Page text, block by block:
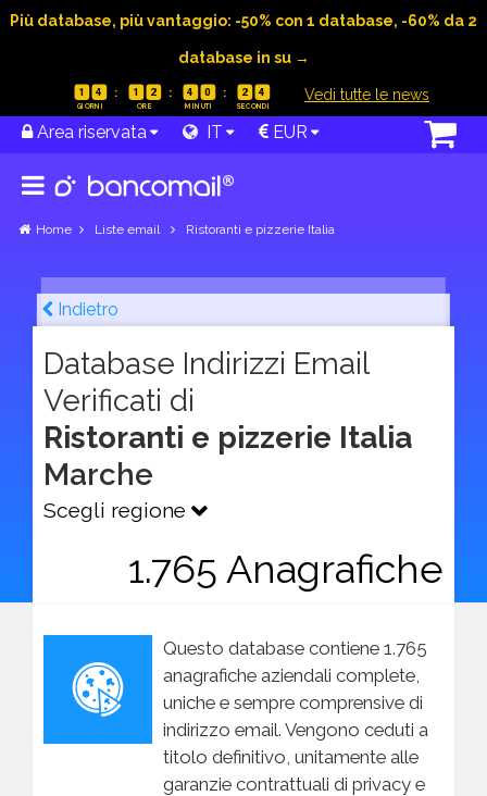
Più database, più vantaggio: -50% con 1 database, -60% da 2
database in su →
1 4 1 2 4 0 2 3 Vedi tutte le news
Area riservata IT EUR
Home Liste email Ristoranti e pizzerie Italia
Indietro
Database Indirizzi Email
Verificati di
Ristoranti e pizzerie Italia
Marche
Scegli regione
1.765 Anagrafiche
Questo database contiene 1.765
anagrafiche aziendali complete,
uniche e sempre comprensive di
indirizzo email. Vengono ceduti a
titolo definitivo, unitamente alle
garanzie contrattuali di privacy e